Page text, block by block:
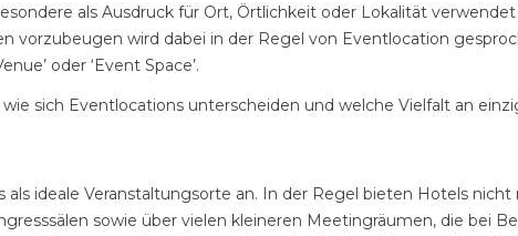
als Ausdruck für Ort, Örtlichkeit oder Lokalität
vorzubeugen wird dabei in der Regel von Eventlocation
oder ‘Event Space’.
sich Eventlocations unterscheiden und welche Vielfalt an
als ideale Veranstaltungsorte an. In der Regel bieten Hotels
sowie über vielen kleineren Meetingräumen, die bei